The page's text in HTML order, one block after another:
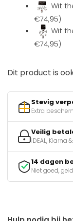
Wit
€74,95)
Wit
€74,95)
Dit product is
Stevig
Extra
Veilig
iDEAL, Klarna
14 dagen
Niet goed,